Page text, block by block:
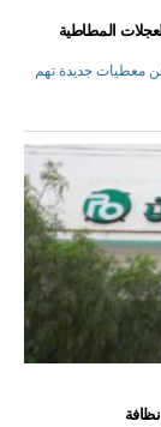
المطاطية
عن معطيات جديدة تهم